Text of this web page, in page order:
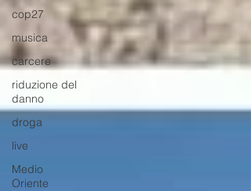
cop27
musica
carcere
riduzione del
danno
droga
live
Medio
Oriente